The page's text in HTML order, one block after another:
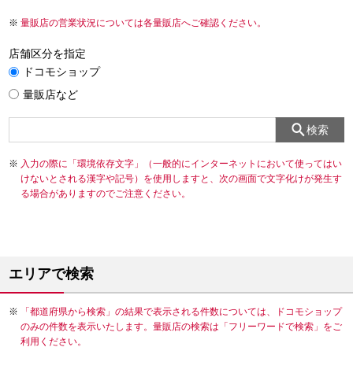
量販店の営業状況については各量販店へご確認ください。
店舗区分を指定
ドコモショップ
量販店など
検索
入力の際に「環境依存文字」（一般的にインターネットにおいて使ってはい
けないとされる漢字や記号）を使用しますと、次の画面で文字化けが発生す
る場合がありますのでご注意ください。
エリアで検索
「都道府県から検索」の結果で表示される件数については、ドコモショップ
のみの件数を表示いたします。量販店の検索は「フリーワードで検索」をご
利用ください。